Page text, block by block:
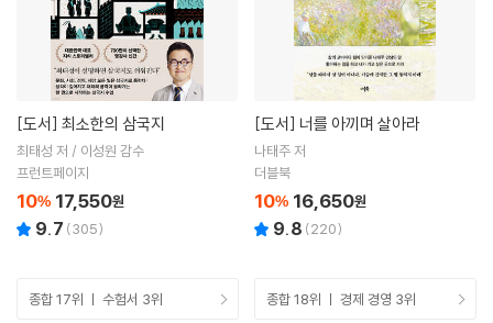
[도서] 최소한의 삼국지
최태성 저 / 이성원 감수
프런트페이지
10% 17,550원
9.7 (305)
[도서] 너를 아끼며 살아라
나태주 저
더블북
10% 16,650원
9.8 (220)
종합 17위 ㅣ 수험서 3위 종합 18위 ㅣ 경제 경영 3위